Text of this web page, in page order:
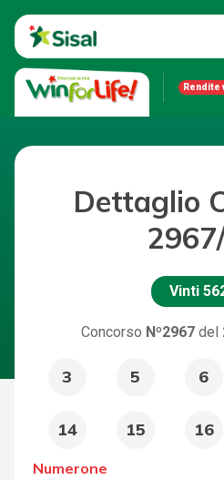
Rendite
Dettaglio
Vinti
Concorso Nº2967 del
3 5 6
14 15 16
Numerone